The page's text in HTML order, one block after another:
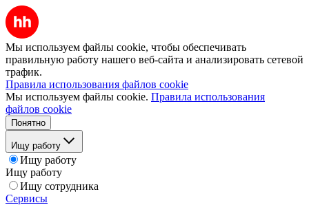
Мы используем файлы cookie, чтобы обеспечивать
правильную работу нашего веб-сайта и анализировать сетевой
трафик.
Правила использования файлов cookie
Мы используем файлы cookie. Правила использования
файлов cookie
Понятно
Ищу работу
Ищу работу
Ищу работу
Ищу сотрудника
Сервисы